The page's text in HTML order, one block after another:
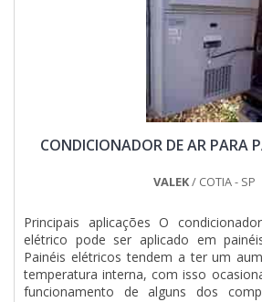
CONDICIONADOR DE AR PARA
VALEK/ COTIA - SP
Principais aplicações O
elétrico pode ser aplicado em
Painéis elétricos tendem a ter um
temperatura interna, com isso
funcionamento de alguns dos